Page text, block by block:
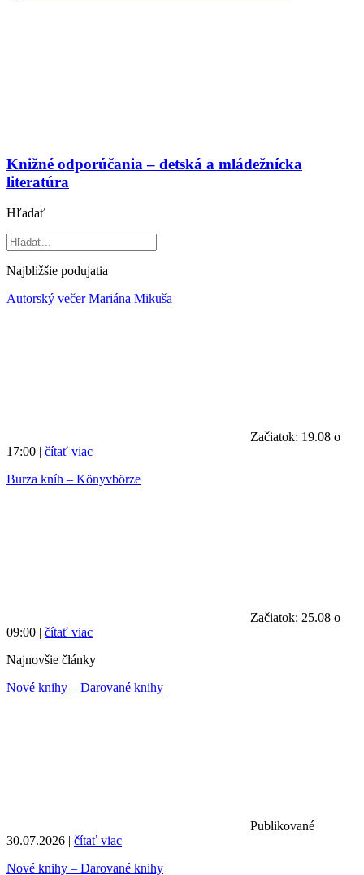
Knižné odporúčania – detská a mládežnícka
literatúra
Hľadať
Najbližšie podujatia
Autorský večer Mariána Mikuša
Začiatok: 19.08 o
17:00 | čítať viac
Burza kníh – Könyvbörze
Začiatok: 25.08 o
09:00 | čítať viac
Najnovšie články
Nové knihy – Darované knihy
Publikované
30.07.2026 | čítať viac
Nové knihy – Darované knihy